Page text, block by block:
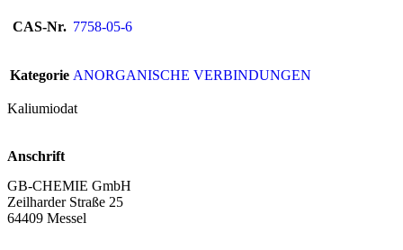
CAS-Nr. 7758-05-6
Kategorie ANORGANISCHE VERBINDUNGEN
Kaliumiodat
Anschrift
GB-CHEMIE GmbH
Zeilharder Straße 25
64409 Messel